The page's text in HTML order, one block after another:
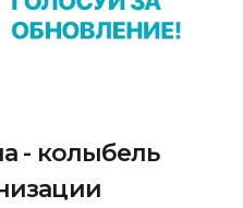
- колыбель